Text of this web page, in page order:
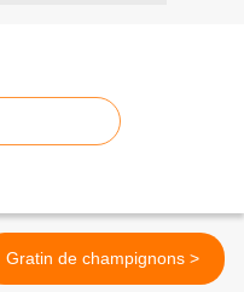
Gratin de champignons >